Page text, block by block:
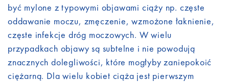
być mylone z typowymi objawami ciąży np. częste
oddawanie moczu, zmęczenie, wzmożone łaknienie,
częste infekcje dróg moczowych. W wielu
przypadkach objawy są subtelne i nie powodują
znacznych dolegliwości, które mogłyby zaniepokoić
ciężarną. Dla wielu kobiet ciąża jest pierwszym